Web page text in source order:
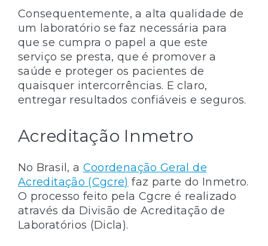
Consequentemente, a alta qualidade de
um laboratório se faz necessária para
que se cumpra o papel a que este
serviço se presta, que é promover a
saúde e proteger os pacientes de
quaisquer intercorrências. E claro,
entregar resultados confiáveis e seguros.
Acreditação Inmetro
No Brasil, a Coordenação Geral de
Acreditação (Cgcre) faz parte do Inmetro.
O processo feito pela Cgcre é realizado
através da Divisão de Acreditação de
Laboratórios (Dicla).